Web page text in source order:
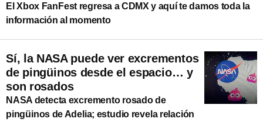
El Xbox FanFest regresa a CDMX y aquí te damos toda la
información al momento
Sí, la NASA puede ver excrementos
de pingüinos desde el espacio… y
son rosados
NASA detecta excremento rosado de
pingüinos de Adelia; estudio revela relación